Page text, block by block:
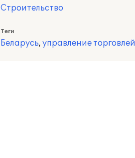
Строительство
Теги
Беларусь, управление торговлей